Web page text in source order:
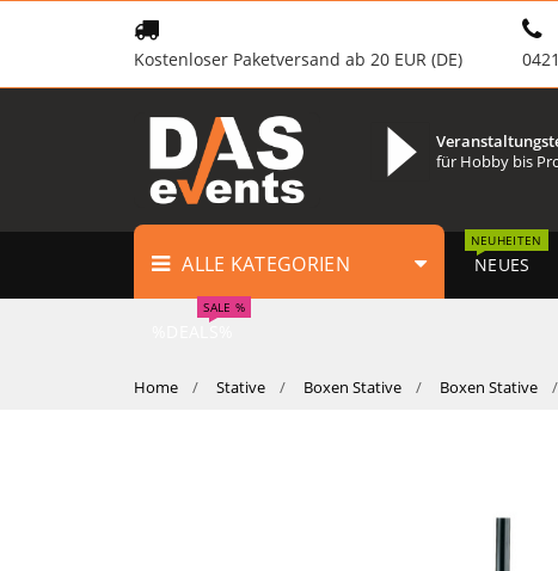
Kostenloser Paketversand ab 20 EUR (DE)
für Hobby bis
ALLE KATEGORIEN NEUES
NEUHEITEN
SALE %
Home Stative Boxen Stative Boxen Stative